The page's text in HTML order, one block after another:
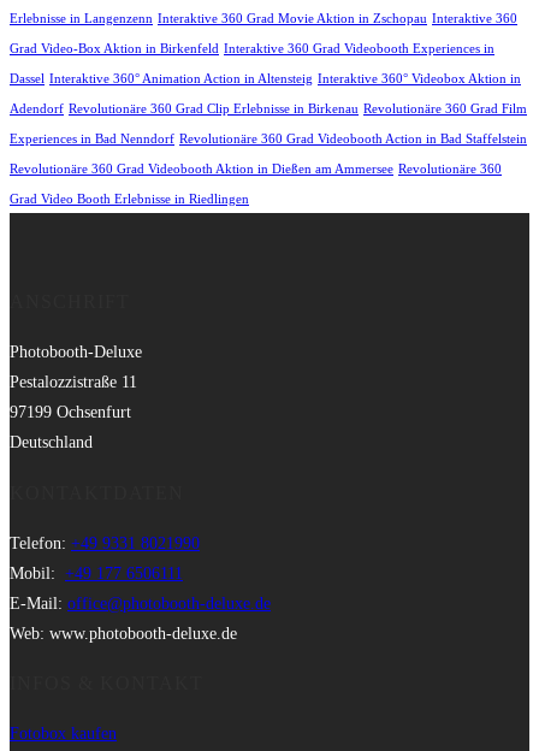
Erlebnisse in Langenzenn Interaktive 360 Grad Movie Aktion in Zschopau Interaktive 360
Grad Video-Box Aktion in Birkenfeld Interaktive 360 Grad Videobooth Experiences in
Dassel Interaktive 360° Animation Action in Altensteig Interaktive 360° Videobox Aktion in
Adendorf Revolutionäre 360 Grad Clip Erlebnisse in Birkenau Revolutionäre 360 Grad Film
Experiences in Bad Nenndorf Revolutionäre 360 Grad Videobooth Action in Bad Staffelstein
Revolutionäre 360 Grad Videobooth Aktion in Dießen am Ammersee Revolutionäre 360
Grad Video Booth Erlebnisse in Riedlingen
Photobooth-Deluxe
Pestalozzistraße 11
97199 Ochsenfurt
Deutschland
Telefon: +49 9331 8021990
Mobil: +49 177 6506111
E-Mail: office@photobooth-deluxe.de
Web: www.photobooth-deluxe.de
Fotobox kaufen